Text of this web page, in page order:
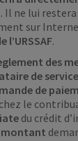
ne lui restera
sur
l’URSSAF.
des
de
de
le
du crédit
montant